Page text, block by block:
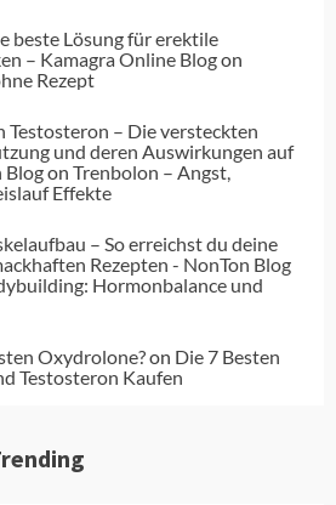
beste Lösung für erektile
– Kamagra Online Blogon
Rezept
Testosteron – Die versteckten
und deren Auswirkungen auf
Blogon Trenbolon – Angst,
Effekte
– So erreichst du deine
Rezepten - NonTon Blog
Hormonbalance und
Oxydrolone?on Die 7 Besten
Testosteron Kaufen